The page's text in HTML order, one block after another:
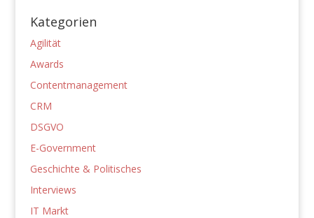
Kategorien
Agilität
Awards
Contentmanagement
CRM
DSGVO
E-Government
Geschichte & Politisches
Interviews
IT Markt